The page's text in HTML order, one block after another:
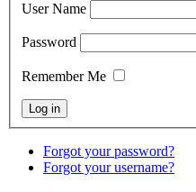
User Name
Password
Remember Me
Forgot your password?
Forgot your username?